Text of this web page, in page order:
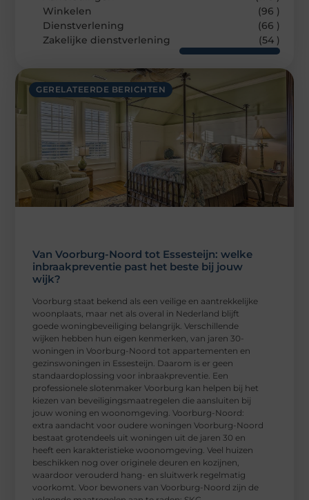
GERELATEERDE BERICHTEN
Van Voorburg-Noord tot Essesteijn: welke
inbraakpreventie past het beste bij jouw
wijk?
Voorburg staat bekend als een veilige en aantrekkelijke
woonplaats, maar net als overal in Nederland blijft
goede woningbeveiliging belangrijk. Verschillende
wijken hebben hun eigen kenmerken, van jaren 30-
woningen in Voorburg-Noord tot appartementen en
gezinswoningen in Essesteijn. Daarom is er geen
standaardoplossing voor inbraakpreventie. Een
professionele slotenmaker Voorburg kan helpen bij het
kiezen van beveiligingsmaatregelen die aansluiten bij
jouw woning en woonomgeving. Voorburg-Noord:
extra aandacht voor oudere woningen Voorburg-Noord
bestaat grotendeels uit woningen uit de jaren 30 en
heeft een karakteristieke woonomgeving. Veel huizen
beschikken nog over originele deuren en kozijnen,
waardoor verouderd hang- en sluitwerk regelmatig
voorkomt. Voor bewoners van Voorburg-Noord zijn de
Winkelen
(96 )
Dienstverlening
(66 )
Zakelijke dienstverlening
(54 )